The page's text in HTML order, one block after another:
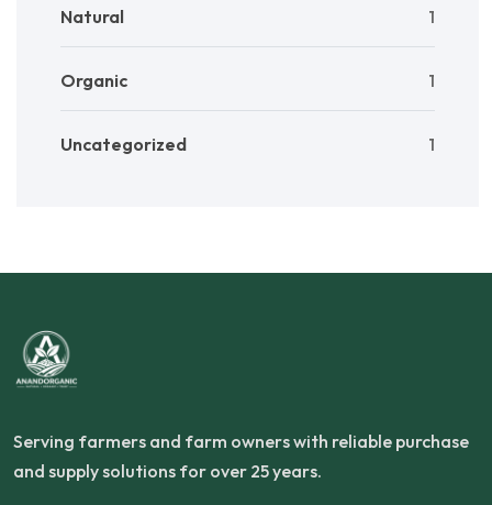
Natural 1
Organic 1
Uncategorized 1
Serving farmers and farm owners with reliable purchase
and supply solutions for over 25 years.